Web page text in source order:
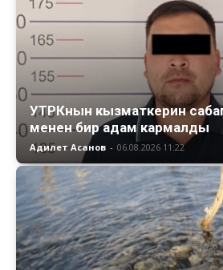
УТРКнын кызматкерин
менен бир адам кармалды
Адилет Асанов - 06.08.2026 11:22